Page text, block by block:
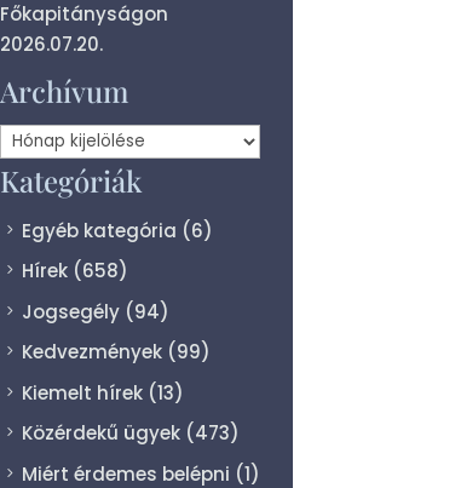
Főkapitányságon
2026.07.20.
Archívum
Archívum
Kategóriák
Egyéb kategória (6)
Hírek(658)
Jogsegély(94)
Kedvezmények(99)
Kiemelt hírek(13)
Közérdekű ügyek(473)
Miért érdemes belépni (1)